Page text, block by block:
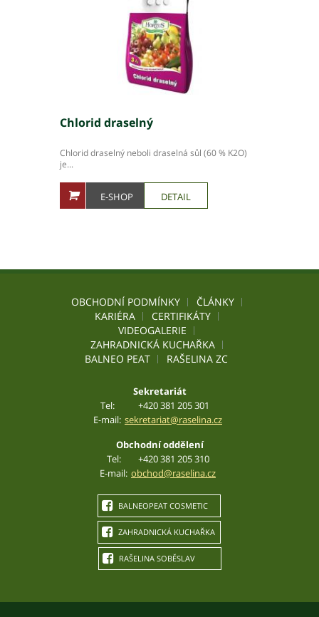
Chlorid draselný
Chlorid draselný neboli draselná sůl (60 % K2O)
je...
E-SHOP DETAIL
OBCHODNÍ PODMÍNKY
ČLÁNKY
KARIÉRA
CERTIFIKÁTY
VIDEOGALERIE
ZAHRADNICKÁ KUCHAŘKA
BALNEO PEAT
RAŠELINA ZC
Sekretariát
Tel:
+420 381 205 301
E-mail: sekretariat@raselina.cz
Obchodní oddělení
Tel:
+420 381 205 310
E-mail: obchod@raselina.cz
BALNEOPEAT COSMETIC
ZAHRADNICKÁ KUCHAŘKA
RAŠELINA SOBĚSLAV